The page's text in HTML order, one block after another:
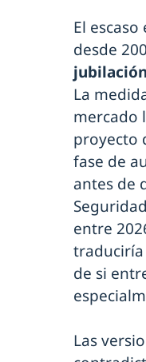
El
desde
La
mercado
proyecto
fase de
antes de
entre
traduciría
de si
Las